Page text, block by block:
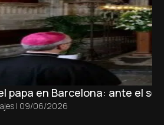
papa en Barcelona: ante el
| 09/06/2026